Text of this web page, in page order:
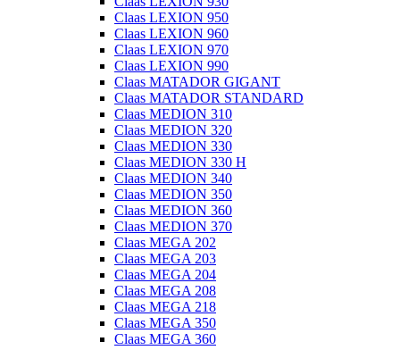
Claas LEXION 950
Claas LEXION 960
Claas LEXION 970
Claas LEXION 990
Claas MATADOR GIGANT
Claas MATADOR STANDARD
Claas MEDION 310
Claas MEDION 320
Claas MEDION 330
Claas MEDION 330 H
Claas MEDION 340
Claas MEDION 350
Claas MEDION 360
Claas MEDION 370
Claas MEGA 202
Claas MEGA 203
Claas MEGA 204
Claas MEGA 208
Claas MEGA 218
Claas MEGA 350
Claas MEGA 360